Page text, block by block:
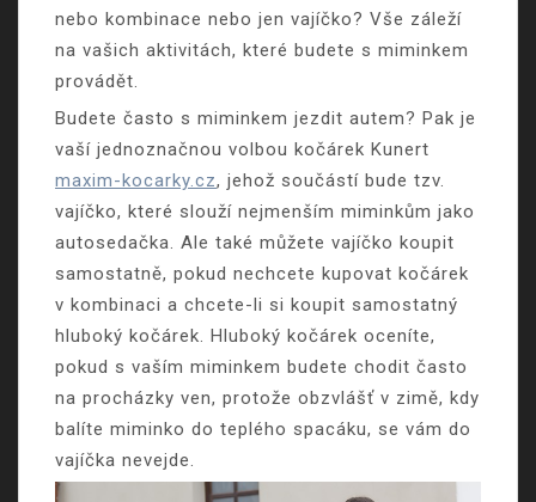
nebo kombinace nebo jen vajíčko? Vše záleží
na vašich aktivitách, které budete s miminkem
provádět.
Budete často s miminkem jezdit autem? Pak je
vaší jednoznačnou volbou kočárek Kunert
maxim-kocarky.cz, jehož součástí bude tzv.
vajíčko, které slouží nejmenším miminkům jako
autosedačka. Ale také můžete vajíčko koupit
samostatně, pokud nechcete kupovat kočárek
v kombinaci a chcete-li si koupit samostatný
hluboký kočárek. Hluboký kočárek oceníte,
pokud s vaším miminkem budete chodit často
na procházky ven, protože obzvlášť v zimě, kdy
balíte miminko do teplého spacáku, se vám do
vajíčka nevejde.